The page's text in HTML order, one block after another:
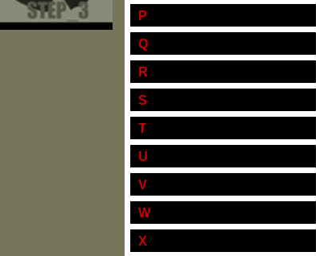
P
Q
R
S
T
U
V
W
X